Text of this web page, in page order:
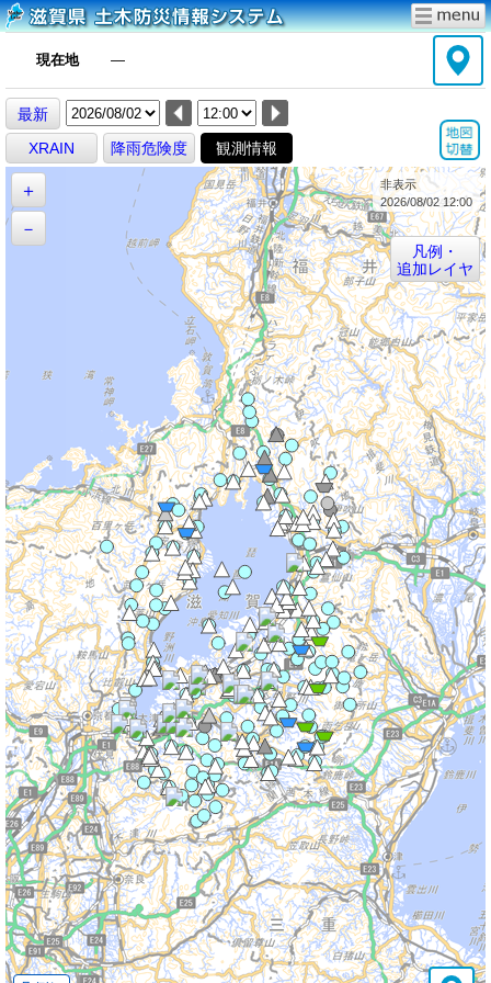
現在地 ―
最新
XRAIN
降雨危険度 観測情報
＋
－
非表示
2026/08/02 12:00
凡例・
追加レイヤ